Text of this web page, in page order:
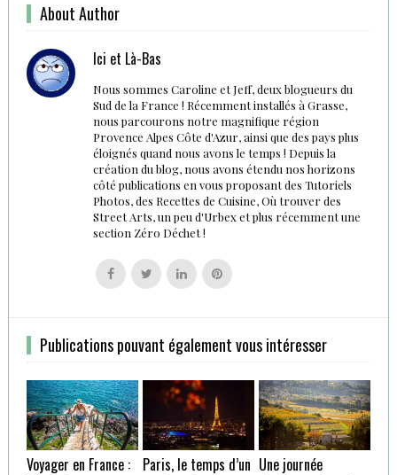
About Author
Ici et Là-Bas
Nous sommes Caroline et Jeff, deux blogueurs du
Sud de la France ! Récemment installés à Grasse,
nous parcourons notre magnifique région
Provence Alpes Côte d'Azur, ainsi que des pays plus
éloignés quand nous avons le temps ! Depuis la
création du blog, nous avons étendu nos horizons
côté publications en vous proposant des Tutoriels
Photos, des Recettes de Cuisine, Où trouver des
Street Arts, un peu d'Urbex et plus récemment une
section Zéro Déchet !
Follow
us
Follow
us
Follow
us
Follow
us
Publications pouvant également vous intéresser
Voyager en France :
Paris, le temps d’un Une journée